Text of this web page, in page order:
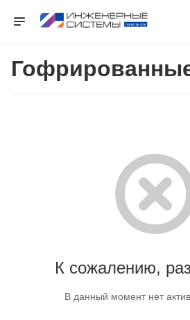
К сожалению,
В данный момент нет